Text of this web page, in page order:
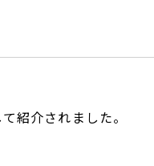
紹介されました。